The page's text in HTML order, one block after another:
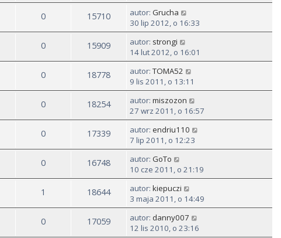
0 15710 autor: Grucha
30 lip 2012, o 16:33
0 15909 autor: strongi
14 lut 2012, o 16:01
0 18778 autor: TOMA52
9 lis 2011, o 13:11
0 18254 autor: miszozon
27 wrz 2011, o 16:57
0 17339 autor: endriu110
7 lip 2011, o 12:23
0 16748 autor: GoTo
10 cze 2011, o 21:19
1 18644 autor: kiepuczi
3 maja 2011, o 14:49
0 17059 autor: danny007
12 lis 2010, o 23:16